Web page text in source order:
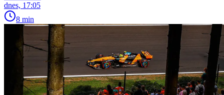
dnes, 17:05
8 min